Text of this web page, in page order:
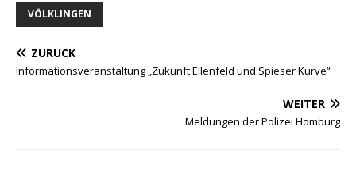
VÖLKLINGEN
ZURÜCK
Informationsveranstaltung „Zukunft Ellenfeld und Spieser Kurve“
WEITER
Meldungen der Polizei Homburg